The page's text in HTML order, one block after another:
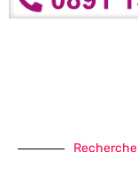
Recherche